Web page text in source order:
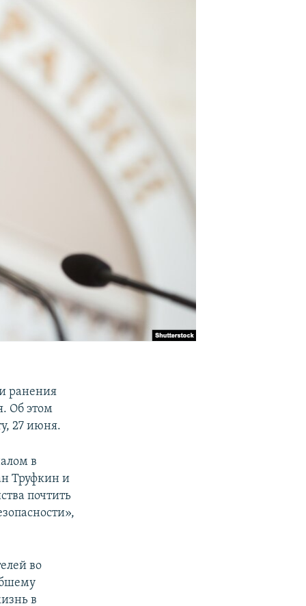
ранения
Об этом
27 июня.
в
Труфкин и
почтить
во
в